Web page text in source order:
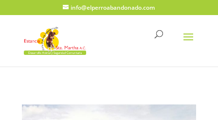
info@elperroabandonado.com